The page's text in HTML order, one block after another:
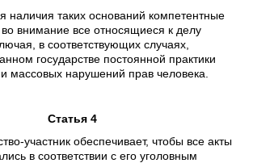
наличия таких оснований компетентные
внимание все относящиеся к делу
в соответствующих случаях,
государстве постоянной практики
массовых нарушений прав человека.
Статья 4
участник обеспечивает, чтобы все акты
в соответствии с его уголовным